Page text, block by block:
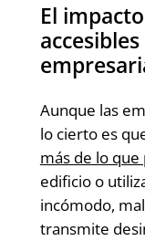
El
Aunque las
lo cierto es
más de lo que
edificio o
incómodo,
transmite